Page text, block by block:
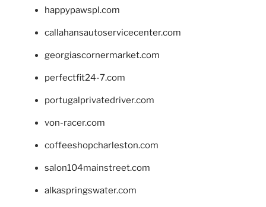
happypawspl.com
callahansautoservicecenter.com
georgiascornermarket.com
perfectfit24-7.com
portugalprivatedriver.com
von-racer.com
coffeeshopcharleston.com
salon104mainstreet.com
alkaspringswater.com